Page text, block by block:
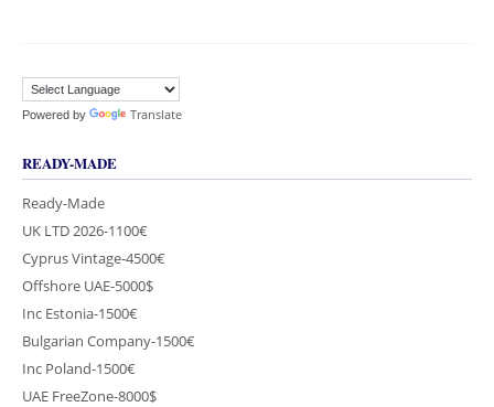
Powered by Translate
READY-MADE
Ready-Made
UK LTD 2026-1100€
Cyprus Vintage-4500€
Offshore UAE-5000$
Inc Estonia-1500€
Bulgarian Company-1500€
Inc Poland-1500€
UAE FreeZone-8000$